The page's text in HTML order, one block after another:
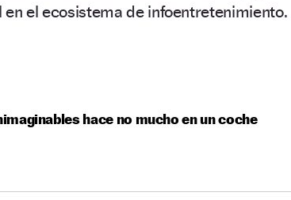
el ecosistema de infoentretenimiento.
hace no mucho en un coche